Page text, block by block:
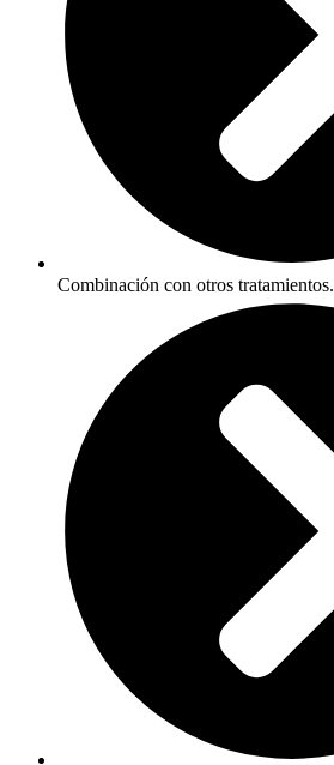
Combinación con otros tratamientos.